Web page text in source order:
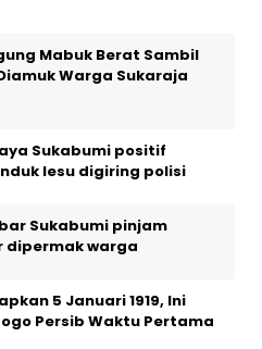
Mabuk Berat Sambil
Warga Sukaraja
Sukabumi positif
lesu digiring polisi
Sukabumi pinjam
dipermak warga
5 Januari 1919, Ini
Persib Waktu Pertama